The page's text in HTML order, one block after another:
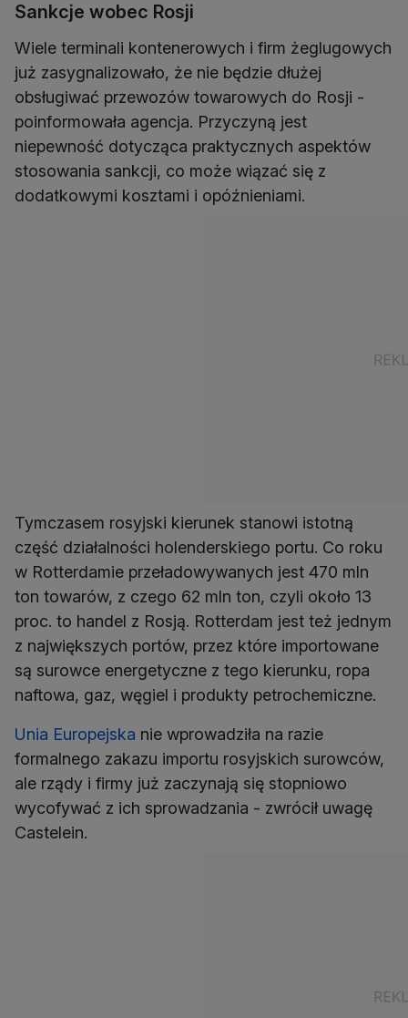
Sankcje wobec Rosji
Wiele terminali kontenerowych i firm żeglugowych
już zasygnalizowało, że nie będzie dłużej
obsługiwać przewozów towarowych do Rosji -
poinformowała agencja. Przyczyną jest
niepewność dotycząca praktycznych aspektów
stosowania sankcji, co może wiązać się z
dodatkowymi kosztami i opóźnieniami.
Tymczasem rosyjski kierunek stanowi istotną
część działalności holenderskiego portu. Co roku
w Rotterdamie przeładowywanych jest 470 mln
ton towarów, z czego 62 mln ton, czyli około 13
proc. to handel z Rosją. Rotterdam jest też jednym
z największych portów, przez które importowane
są surowce energetyczne z tego kierunku, ropa
naftowa, gaz, węgiel i produkty petrochemiczne.
Unia Europejska nie wprowadziła na razie
formalnego zakazu importu rosyjskich surowców,
ale rządy i firmy już zaczynają się stopniowo
wycofywać z ich sprowadzania - zwrócił uwagę
Castelein.